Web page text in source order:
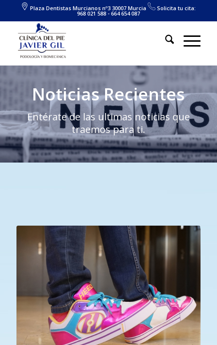
Plaza Dentistas Murcianos nº3 30007 Murcia Solicita tu cita:
968 021 588 - 664 654 087
Noticias Recientes
Entérate de las ultimas noticias que
traemos para ti.